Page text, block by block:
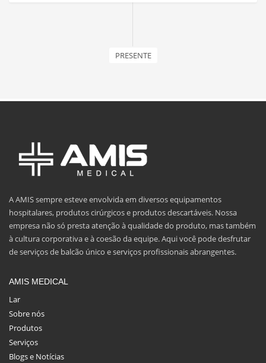
PRESENTE
A AMIS sempre esteve envolvida em diversos equipamentos
hospitalares, produtos cirúrgicos e produtos descartáveis. Nossa
empresa não só presta atenção à qualidade do produto, mas também
à cultura corporativa e à coesão da equipe. Aqui você pode desfrutar
de serviços de balcão único e serviços profissionais abrangentes.
AMIS MEDICAL
Lar
Sobre nós
Produtos
Serviços
Blogs e Notícias